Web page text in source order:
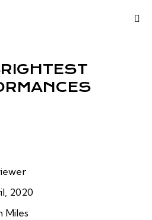
2020
Miles